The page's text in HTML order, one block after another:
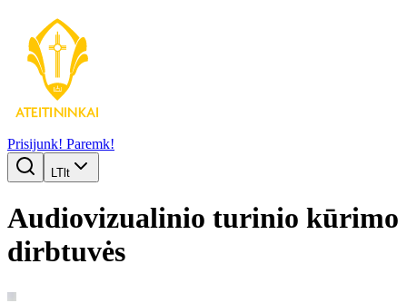
Prisijunk! Paremk!
LT lt
Audiovizualinio turinio kūrimo
dirbtuvės